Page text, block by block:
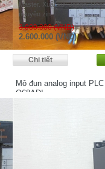
Master. Xuất xứ: Japan.
nguyên zin.
3.000.000 (VND)
2.600.000 (VND)
Mô đun analog input
Q68ADI